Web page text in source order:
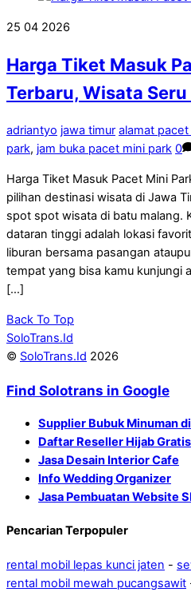
25 04 2026
Harga Tiket Masuk
Terbaru, Wisata
adriantyo jawa timur alamat
park, jam buka pacet mini park 0
Harga Tiket Masuk Pacet Mini
pilihan destinasi wisata di Jawa
spot spot wisata di batu malang.
dataran tinggi adalah lokasi
liburan bersama pasangan
tempat yang bisa kamu kunjungi
[…]
Back To Top
SoloTrans.Id
© SoloTrans.Id 2026
Find Solotrans in Google
Supplier Bubuk Minuman
Daftar Reseller Hijab Gratis
Jasa Desain Interior Cafe
Info Wedding Organizer
Jasa Pembuatan Website
Pencarian Terpopuler
rental mobil lepas kunci jaten -
rental mobil mewah pucangsawit